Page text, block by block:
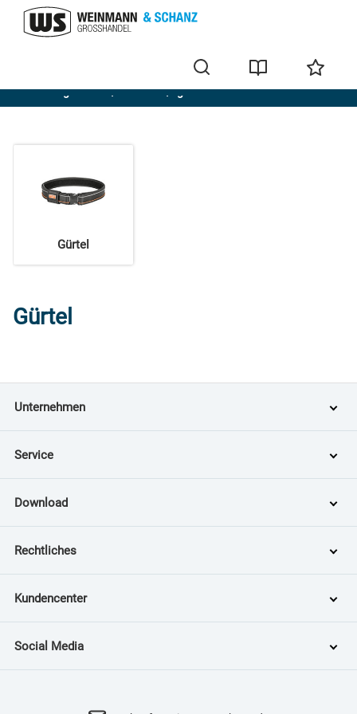
Werkzeugtaschen / -rucksack/ -gürtel
Gürtel
Gürtel
Unternehmen
Service
Download
Rechtliches
Kundencenter
Social Media